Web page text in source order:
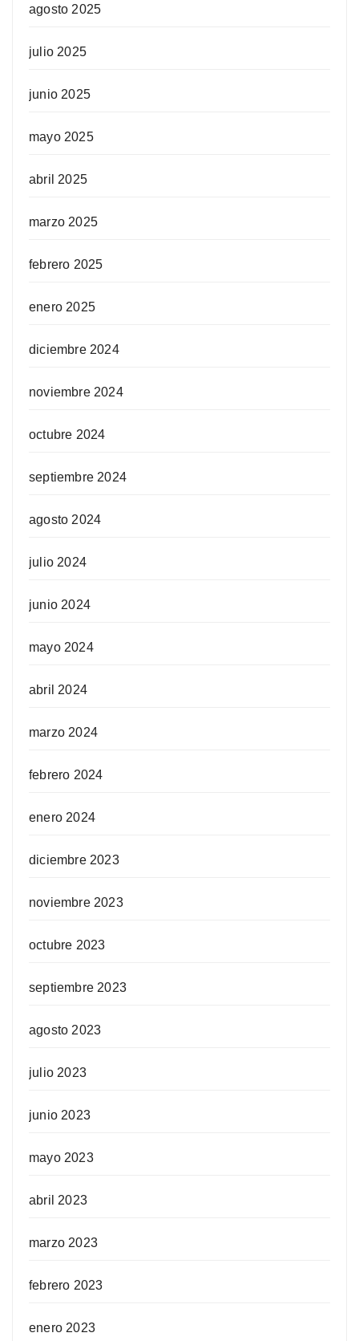
agosto 2025
julio 2025
junio 2025
mayo 2025
abril 2025
marzo 2025
febrero 2025
enero 2025
diciembre 2024
noviembre 2024
octubre 2024
septiembre 2024
agosto 2024
julio 2024
junio 2024
mayo 2024
abril 2024
marzo 2024
febrero 2024
enero 2024
diciembre 2023
noviembre 2023
octubre 2023
septiembre 2023
agosto 2023
julio 2023
junio 2023
mayo 2023
abril 2023
marzo 2023
febrero 2023
enero 2023